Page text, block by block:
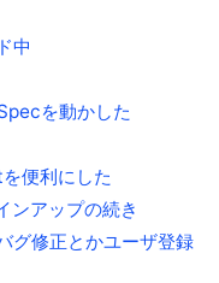
中
を動かした
便利にした
ンアップの続き
グ修正とかユーザ登録